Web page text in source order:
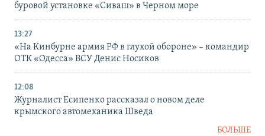
буровой установке «Сиваш» в Черном море
13:27
«На Кинбурне армия РФ в глухой обороне» – командир
ОТК «Одесса» ВСУ Денис Носиков
12:08
Журналист Есипенко рассказал о новом деле
крымского автомеханика Шведа
БОЛЬШЕ